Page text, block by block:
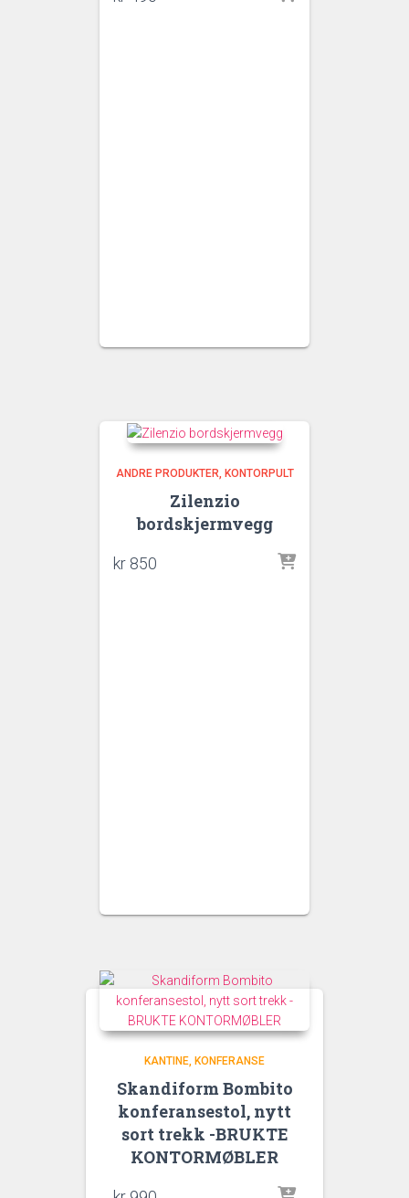
ANDRE PRODUKTER KONTORPULT
Zilenzio
bordskjermvegg
kr 850
KANTINE KONFERANSE
Skandiform Bombito
konferansestol, nytt
sort trekk -BRUKTE
KONTORMØBLER